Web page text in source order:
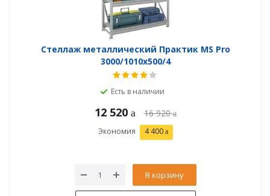
Стеллаж металлический Практик MS Pro
3000/1010x500/4
Есть в наличии
12 520 16 920
Экономия 4 400
В корзину